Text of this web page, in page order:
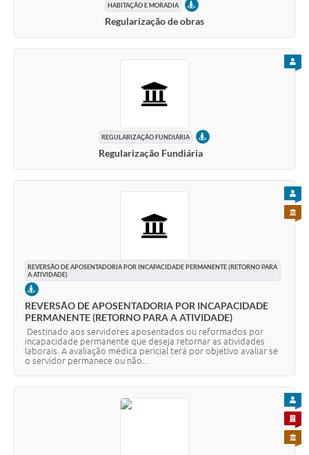
HABITAÇÃO E MORADIA PRESENCIAL
Regularização de obras
REGULARIZAÇÃO FUNDIÁRIA PRESENCIAL
Regularização Fundiária
REVERSÃO DE APOSENTADORIA POR INCAPACIDADE PERMANENTE (RETORNO PARA
A ATIVIDADE)
PRESENCIAL
REVERSÃO DE APOSENTADORIA POR INCAPACIDADE
PERMANENTE (RETORNO PARA A ATIVIDADE)
Destinado aos servidores aposentados ou reformados por
incapacidade permanente que deseja retornar as atividades
laborais. A avaliação médica pericial terá por objetivo avaliar se
o servidor permanece ou não...
PARA
PARA
PARA